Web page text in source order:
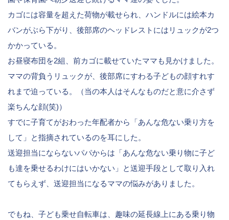
カゴには容量を超えた荷物が載せられ、ハンドルには絵本カ
バンがぶら下がり、後部席のヘッドレストにはリュックが2つ
かかっている。
お昼寝布団を2組、前カゴに載せていたママも見かけました。
ママの背負うリュックが、後部席にすわる子どもの顔すれす
れまで迫っている。（当の本人はそんなものだと意に介さず
楽ちんな顔(笑)）
すでに子育てがおわった年配者から「あんな危ない乗り方を
して」と指摘されているのを耳にした。
送迎担当にならないパパからは「あんな危ない乗り物に子ど
も達を乗せるわけにはいかない」と送迎手段として取り入れ
てもらえず、送迎担当になるママの悩みがありました。
でもね、子ども乗せ自転車は、趣味の延長線上にある乗り物